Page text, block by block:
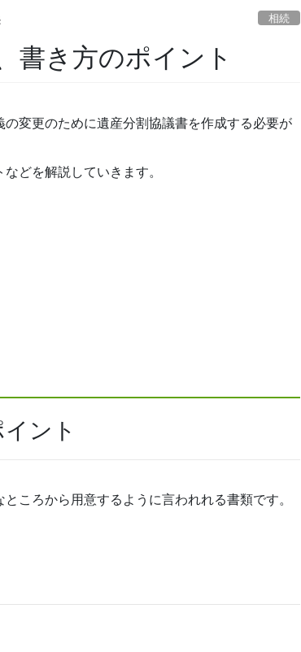
相続
書き方のポイント
変更のために遺産分割協議書を作成する必要が
どを解説していきます。
ント
ころから用意するように言われれる書類です。